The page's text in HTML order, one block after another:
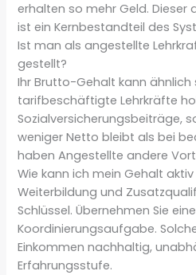
erhalten so mehr Geld.
ist ein Kernbestandteil des
Ist man als angestellte
gestellt?
Ihr Brutto-Gehalt kann ähnlich
tarifbeschäftigte Lehrkräfte
Sozialversicherungsbeiträge,
weniger Netto bleibt als bei
haben Angestellte andere
Wie kann ich mein Gehalt
Weiterbildung und
Schlüssel. Übernehmen Sie
Koordinierungsaufgabe.
Einkommen nachhaltig,
Erfahrungsstufe.